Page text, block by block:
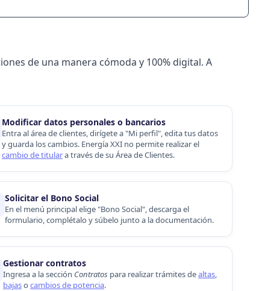
de una manera cómoda y 100% digital. A
Modificar datos personales o bancarios
Entra al área de clientes, dirígete a "Mi perfil", edita tus datos
y guarda los cambios. Energía XXI no permite realizar el
cambio de titulara través de su Área de Clientes.
Solicitar el Bono Social
En el menú principal elige "Bono Social", descarga el
formulario, complétalo y súbelo junto a la documentación.
Gestionar contratos
Ingresa a la sección Contratospara realizar trámites dealtas,
bajaso cambios de potencia.